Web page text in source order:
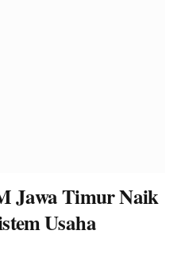
Jawa Timur Naik
Usaha